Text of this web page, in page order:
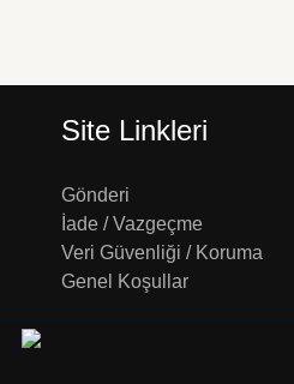
Site Linkleri
Gönderi
İade / Vazgeçme
Veri Güvenliği / Koruma
Genel Koşullar